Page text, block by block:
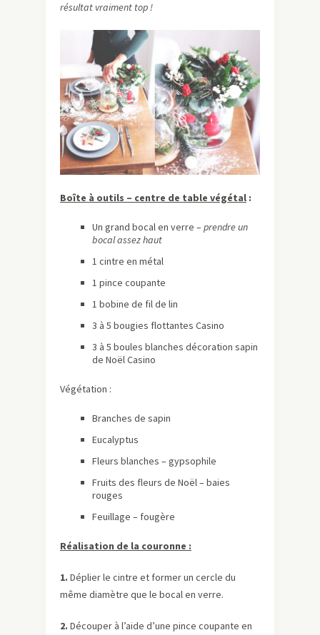
résultat vraiment top !
Boîte à outils – centre de table végétal :
Un grand bocal en verre –prendre un
bocal assez haut
1 cintre en métal
1 pince coupante
1 bobine de fil de lin
3 à 5 bougies flottantes Casino
3 à 5 boules blanches décoration sapin
de Noël Casino
Végétation :
Branches de sapin
Eucalyptus
Fleurs blanches – gypsophile
Fruits des fleurs de Noël – baies
rouges
Feuillage – fougère
Réalisation de la couronne :
1. Déplier le cintre et former un cercle du
même diamètre que le bocal en verre.
2. Découper à l’aide d’une pince coupante en